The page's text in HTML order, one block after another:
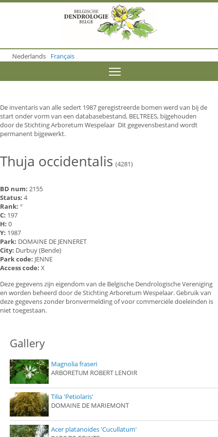
o
m
o
n
t
e
n
Nederlands Français
De inventaris van alle sedert 1987 geregistreerde bomen werd van bij de
start onder vorm van een databasebestand, BELTREES, bijgehouden
door de Stichting Arboretum Wespelaar Dit gegevensbestand wordt
permanent bijgewerkt.
Thuja occidentalis (4281)
BD num: 2155
Status: 4
Rank: °
C: 197
H: 0
Y: 1987
Park: DOMAINE DE JENNERET
City: Durbuy (Bende)
Park code: JENNE
Access code: X
Deze gegevens zijn eigendom van de Belgische Dendrologische Vereniging
en worden beheerd door de Stichting Arboretum Wespelaar. Gebruik van
deze gegevens zonder bronvermelding of voor commerciële doeleinden is
niet toegestaan.
Gallery
Magnolia fraseri
ARBORETUM ROBERT LENOIR
Tilia 'Petiolaris'
DOMAINE DE MARIEMONT
Acer platanoides 'Cucullatum'